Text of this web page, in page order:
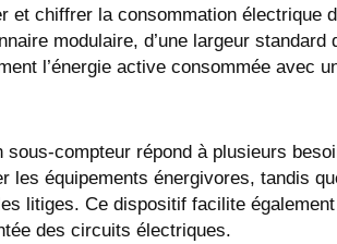
et chiffrer la consommation électrique
modulaire, d’une largeur
l’énergie active consommée avec
sous-compteur répond à plusieurs
les équipements énergivores, tandis
litiges. Ce dispositif facilite
des circuits électriques.